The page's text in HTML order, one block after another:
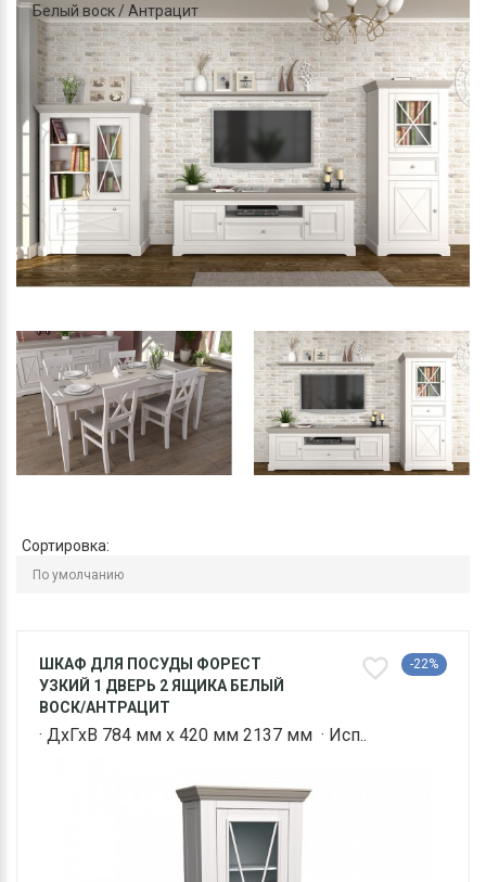
Белый воск / Антрацит
Сортировка:
ШКАФ ДЛЯ ПОСУДЫ ФОРЕСТ
УЗКИЙ 1 ДВЕРЬ 2 ЯЩИКА БЕЛЫЙ
ВОСК/АНТРАЦИТ
-22%
· ДхГхВ 784 мм х 420 мм 2137 мм · Исп..